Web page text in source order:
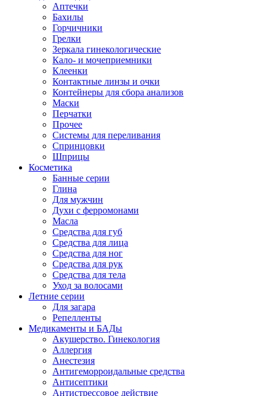
Аптечки
Бахилы
Горчичники
Грелки
Зеркала гинекологические
Кало- и мочеприемники
Клеенки
Контактные линзы и очки
Контейнеры для сбора анализов
Маски
Перчатки
Прочее
Системы для переливания
Спринцовки
Шприцы
Косметика
Банные серии
Глина
Для мужчин
Духи с ферромонами
Масла
Средства для губ
Средства для лица
Средства для ног
Средства для рук
Средства для тела
Уход за волосами
Летние серии
Для загара
Репелленты
Медикаменты и БАДы
Акушерство. Гинекология
Аллергия
Анестезия
Антигеморроидальные средства
Антисептики
Антистрессовое действие